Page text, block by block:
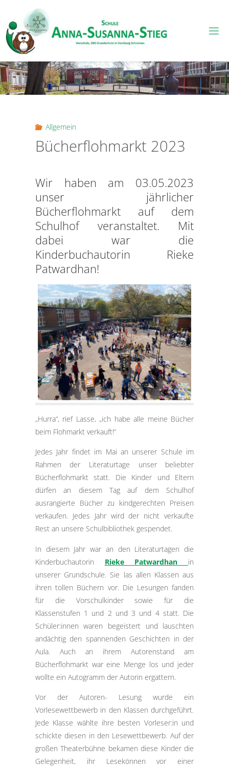
content
Allgemein
Bücherflohmarkt 2023
Wir haben am 03.05.2023
unser jährlicher
Bücherflohmarkt auf dem
Schulhof veranstaltet. Mit
dabei war die
Kinderbuchautorin Rieke
Patwardhan!
„Hurra“, rief Lasse, „ich habe alle meine Bücher
beim Flohmarkt verkauft!“
Jedes Jahr findet im Mai an unserer Schule im
Rahmen der Literaturtage unser beliebter
Bücherflohmarkt statt. Die Kinder und Eltern
dürfen an diesem Tag auf dem Schulhof
ausrangierte Bücher zu kindgerechten Preisen
verkaufen. Jedes Jahr wird der nicht verkaufte
Rest an unsere Schulbibliothek gespendet.
In diesem Jahr war an den Literaturtagen die
Kinderbuchautorin Rieke Patwardhan in
unserer Grundschule. Sie las allen Klassen aus
ihren tollen Büchern vor. Die Lesungen fanden
für die Vorschulkinder sowie für die
Klassenstufen 1 und 2 und 3 und 4 statt. Die
Schüler:innen waren begeistert und lauschten
andächtig den spannenden Geschichten in der
Aula. Auch an ihrem Autorenstand am
Bücherflohmarkt war eine Menge los und jeder
wollte ein Autogramm der Autorin ergattern.
Vor der Autoren- Lesung wurde ein
Vorlesewettbewerb in den Klassen durchgeführt.
Jede Klasse wählte ihre besten Vorleser:in und
schickte diesen in den Lesewettbewerb. Auf der
großen Theaterbühne bekamen diese Kinder die
Gelegenheit, ihr Lesekönnen vor einer